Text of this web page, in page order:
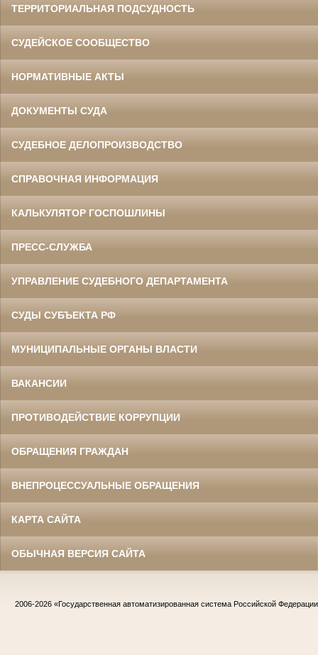
ТЕРРИТОРИАЛЬНАЯ ПОДСУДНОСТЬ
СУДЕЙСКОЕ СООБЩЕСТВО
НОРМАТИВНЫЕ АКТЫ
ДОКУМЕНТЫ СУДА
СУДЕБНОЕ ДЕЛОПРОИЗВОДСТВО
СПРАВОЧНАЯ ИНФОРМАЦИЯ
КАЛЬКУЛЯТОР ГОСПОШЛИНЫ
ПРЕСС-СЛУЖБА
УПРАВЛЕНИЕ СУДЕБНОГО ДЕПАРТАМЕНТА
СУДЫ СУБЪЕКТА РФ
МУНИЦИПАЛЬНЫЕ ОРГАНЫ ВЛАСТИ
ВАКАНСИИ
ПРОТИВОДЕЙСТВИЕ КОРРУПЦИИ
ОБРАЩЕНИЯ ГРАЖДАН
ВНЕПРОЦЕССУАЛЬНЫЕ ОБРАЩЕНИЯ
КАРТА САЙТА
ОБЫЧНАЯ ВЕРСИЯ САЙТА
2006-2026 «Государственная автоматизированная система Российской